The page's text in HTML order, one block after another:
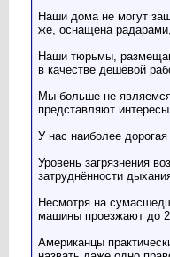
Наши дома не могут
же, оснащена
Наши тюрьмы,
в качестве дешёвой
Мы больше не
представляют
У нас наиболее
Уровень загрязнения
затруднённости
Несмотря на
машины проезжают до
Американцы